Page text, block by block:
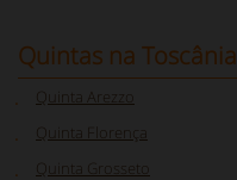
Quintas na Toscânia
Quinta Arezzo
Quinta Florença
Quinta Grosseto